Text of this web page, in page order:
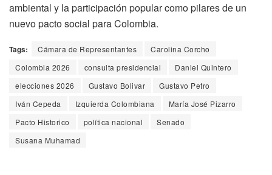
ambiental y la participación popular como pilares de un
nuevo pacto social para Colombia.
Tags: Cámara de Representantes
Carolina Corcho
Colombia 2026
consulta presidencial
Daniel Quintero
elecciones 2026
Gustavo Bolivar
Gustavo Petro
Iván Cepeda
Izquierda Colombiana
María José Pizarro
Pacto Historico
política nacional
Senado
Susana Muhamad